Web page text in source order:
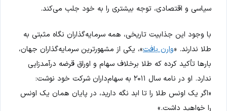
سیاسی و اقتصادی، توجه بیشتری را به خود جلب می‌کند.
با وجود این جذابیت تاریخی، همه سرمایه‌گذاران نگاه مثبتی به
طلا ندارند. «وارن بافت»، یکی از مشهورترین سرمایه‌گذاران جهان،
بارها تأکید کرده که طلا برخلاف سهام و اوراق قرضه درآمدزایی
ندارد. او در نامه سال ۲۰۱۱ به سهام‌داران شرکت خود نوشت:
«اگر یک اونس طلا را تا ابد نگه دارید، در پایان همان یک اونس
را خواهید داشت.»